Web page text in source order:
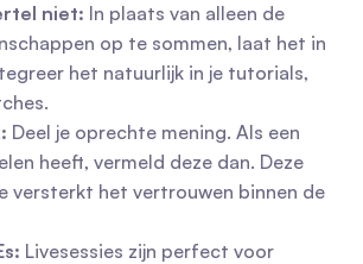
niet: In plaats van alleen de
op te sommen, laat het in
het natuurlijk in je tutorials,
Deel je oprechte mening. Als een
heeft, vermeld deze dan. Deze
versterkt het vertrouwen binnen de
Livesessies zijn perfect voor